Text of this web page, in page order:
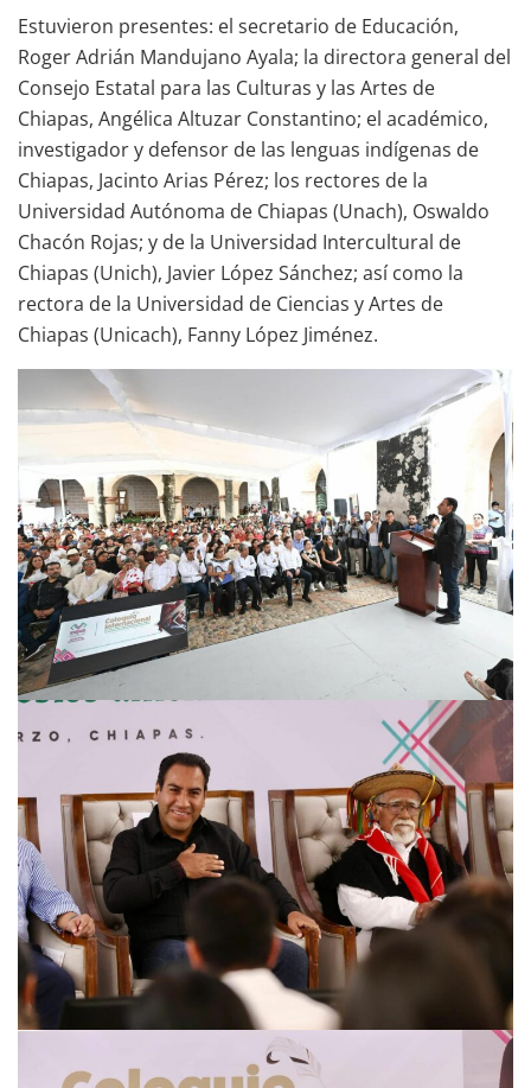
Estuvieron presentes: el secretario de Educación,
Roger Adrián Mandujano Ayala; la directora general del
Consejo Estatal para las Culturas y las Artes de
Chiapas, Angélica Altuzar Constantino; el académico,
investigador y defensor de las lenguas indígenas de
Chiapas, Jacinto Arias Pérez; los rectores de la
Universidad Autónoma de Chiapas (Unach), Oswaldo
Chacón Rojas; y de la Universidad Intercultural de
Chiapas (Unich), Javier López Sánchez; así como la
rectora de la Universidad de Ciencias y Artes de
Chiapas (Unicach), Fanny López Jiménez.